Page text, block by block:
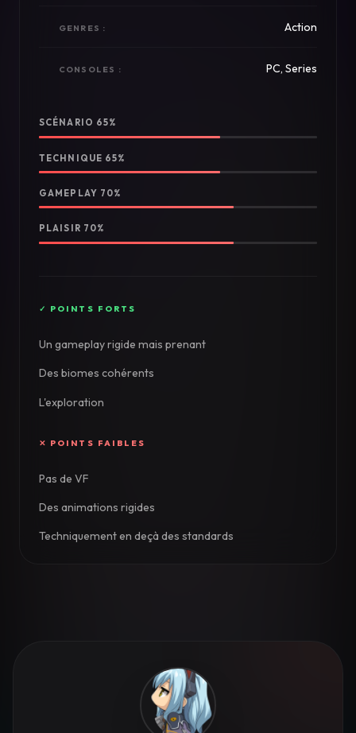
GENRES : Action
CONSOLES : PC, Series
SCÉNARIO 65%
TECHNIQUE 65%
GAMEPLAY 70%
PLAISIR 70%
Un gameplay rigide mais prenant
Des biomes cohérents
L'exploration
Pas de VF
Des animations rigides
Techniquement en deçà des standards